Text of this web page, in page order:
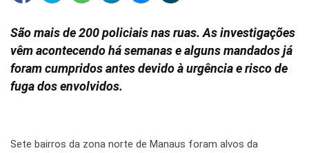
São mais de 200 policiais nas ruas. As investigações
vêm acontecendo há semanas e alguns mandados já
foram cumpridos antes devido à urgência e risco de
fuga dos envolvidos.
Sete bairros da zona norte de Manaus foram alvos da